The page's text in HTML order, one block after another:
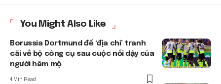
You Might Also Like
Borussia Dortmund để ‘địa chỉ’ tranh
cãi về bộ công cụ sau cuộc nổi dậy của
người hâm mộ
4 Min Read